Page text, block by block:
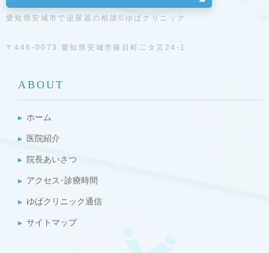
愛知県安城市で泌尿器の相談©ゆばクリニック
〒446-0073 愛知県安城市篠目町二タ又24-1
ABOUT
ホーム
医院紹介
院長あいさつ
アクセス･診療時間
ゆばクリニック通信
サイトマップ